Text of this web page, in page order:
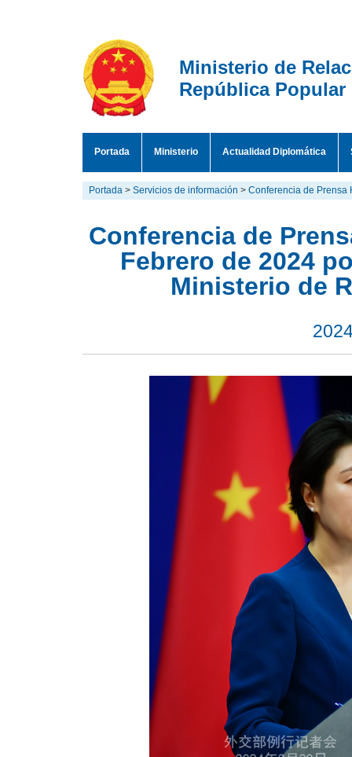
Ministerio de
República Popular
Portada Ministerio Actualidad Diplomática
Portada > Servicios de información > Conferencia de Prensa
Conferencia de
Febrero de 2024
Ministerio de